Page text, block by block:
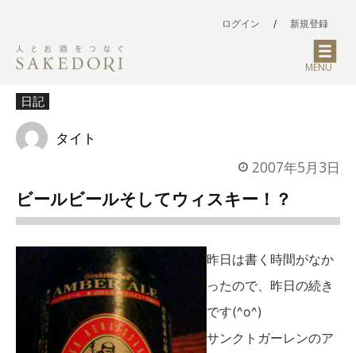
ログイン / 新規登録
MENU
日記
タイト
2007年5月3日
ビールビールそしてウィスキー！？
昨日は書く時間がなか
ったので、昨日の続き
です(^o^)
サンクトガーレンのア